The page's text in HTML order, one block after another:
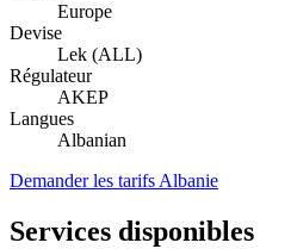
Europe
Devise
Lek (ALL)
Régulateur
AKEP
Langues
Albanian
Demander les tarifs Albanie
Services disponibles